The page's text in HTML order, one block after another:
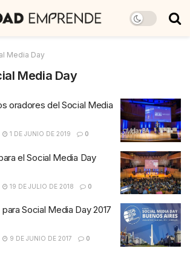
Media Day
Media Day
oradores del Social Media
1 DE JUNIO DE 2019 0
el Social Media Day
19 DE JULIO DE 2018 0
Social Media Day 2017
9 DE JUNIO DE 2017 0